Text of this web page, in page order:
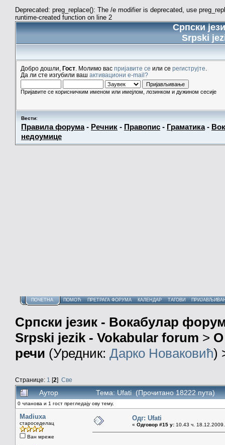
Deprecated: preg_replace(): The /e modifier is deprecated, use
runtime-created function on line 2
Српски
Srpski
Добро дошли, Гост . Молимо вас пријавите се или се региструјте
Да ли сте изгубили ваш активациони e-mail?
Пријавите се корисничким именом или имејлом, лозинком и дужином сесије
Вести:
Правила форума- Речник - Правопис - Граматика-
недоумице
ПОЧЕТНА ПОМОЋ ПРЕТРАГА ФОРУМА КАЛЕНДАР ТАГОВИ
Српски језик - Вокабулар
Srpski jezik - Vokabular forum > О
речи (Уредник: Дарко Новаковић)
Странице: 1 [2] Све
Аутор Тема: Ufati (Прочитано 18222 пута)
0 чланова и 1 гост прегледају ову тему.
Madiuxa
староседелац
Ван мреже
Одг: Ufati
« Одговор #15 у: 10.43 ч.